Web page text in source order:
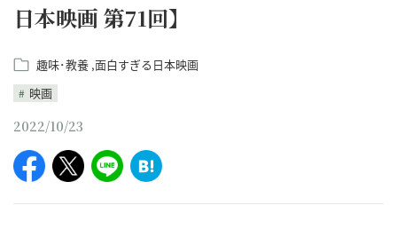
日本映画 第71回】
趣味･教養 面白すぎる日本映画
映画
2022/10/23